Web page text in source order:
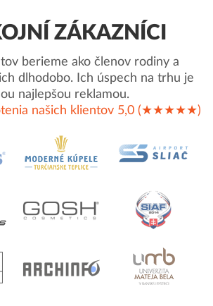
ZÁKAZNÍCI
berieme ako členov rodiny a
dlhodobo. Ich úspech na trhu je
najlepšou reklamou.
našich klientov 5,0 (★★★★★)